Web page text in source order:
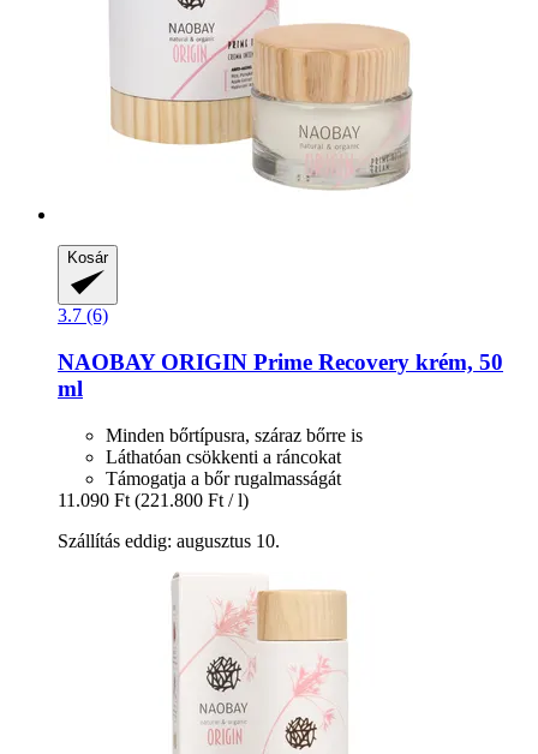
Kosár
3.7 (6)
NAOBAYORIGIN Prime Recovery krém, 50
ml
Minden bőrtípusra, száraz bőrre is
Láthatóan csökkenti a ráncokat
Támogatja a bőr rugalmasságát
11.090 Ft (221.800 Ft / l)
Szállítás eddig: augusztus 10.